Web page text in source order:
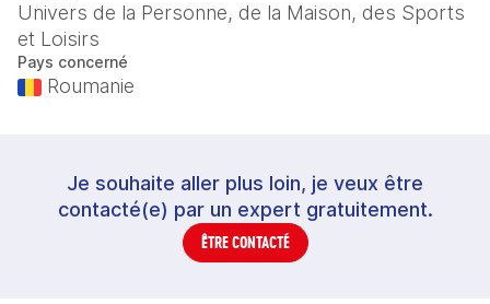
Univers de la Personne, de la Maison, des Sports
et Loisirs
Pays concerné
Roumanie
Je souhaite aller plus loin, je veux être
contacté(e) par un expert gratuitement.
ÊTRE CONTACTÉ